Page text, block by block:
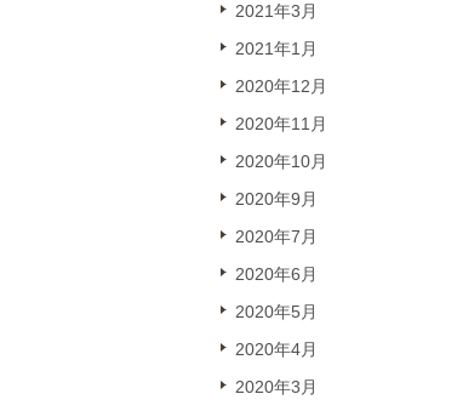
2021年3月
2021年1月
2020年12月
2020年11月
2020年10月
2020年9月
2020年7月
2020年6月
2020年5月
2020年4月
2020年3月